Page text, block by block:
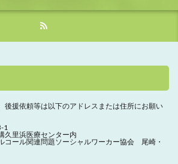
後援依頼等は以下のアドレスまたは住所にお願い
1
久里浜医療センター内
ール関連問題ソーシャルワーカー協会 尾崎・